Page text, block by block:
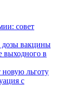
совет
дозы вакцины
выходного в
льготу
с